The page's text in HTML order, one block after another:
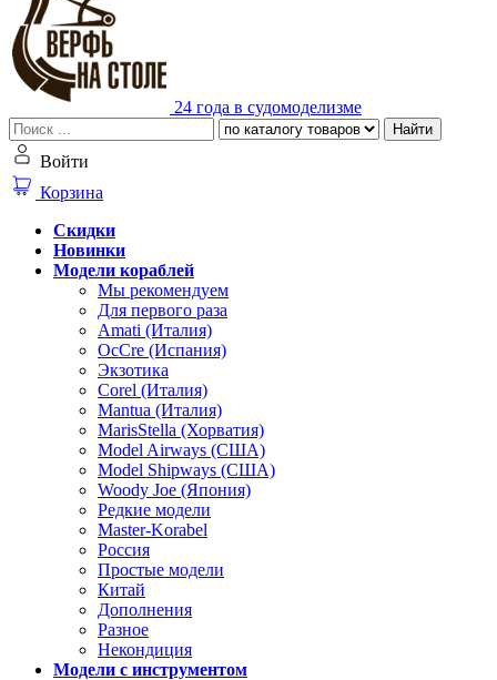
24 года в судомоделизме
Найти
Войти
Корзина
Скидки
Новинки
Модели кораблей
Мы рекомендуем
Для первого раза
Amati (Италия)
OcCre (Испания)
Экзотика
Corel (Италия)
Mantua (Италия)
MarisStella (Хорватия)
Model Airways (США)
Model Shipways (США)
Woody Joe (Япония)
Редкие модели
Master-Korabel
Россия
Простые модели
Китай
Дополнения
Разное
Некондиция
Модели с инструментом